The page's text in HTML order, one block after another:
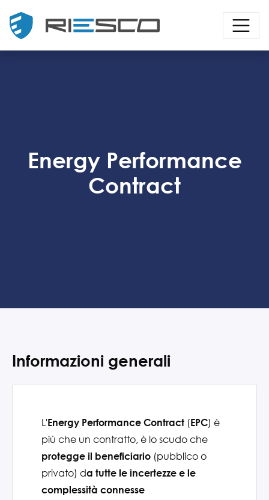
Energy Performance
Contract
Informazioni generali
L'Energy Performance Contract (EPC) è
più che un contratto, è lo scudo che
protegge il beneficiario (pubblico o
privato) da tutte le incertezze e le
complessità connesse